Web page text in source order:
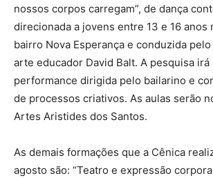
nossos corpos carregam”, de dança
direcionada a jovens entre 13 e 16 anos
bairro Nova Esperança e conduzida
arte educador David Balt. A pesquisa
performance dirigida pelo bailarino e
de processos criativos. As aulas serão
Artes Aristides dos Santos.
As demais formações que a Cênica
agosto são: “Teatro e expressão